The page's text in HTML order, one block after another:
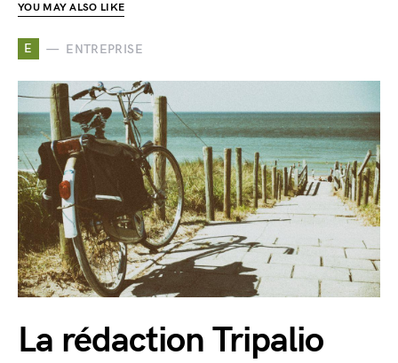
YOU MAY ALSO LIKE
E ENTREPRISE
La rédaction Tripalio